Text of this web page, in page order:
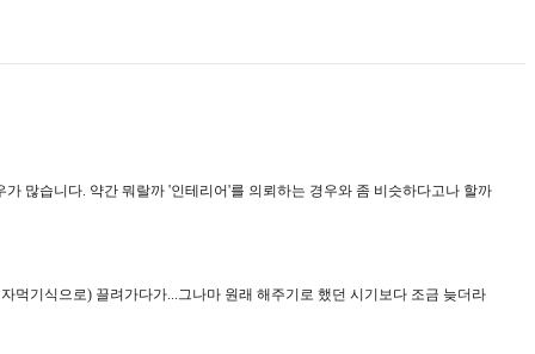
많습니다. 약간 뭐랄까 '인테리어'를 의뢰하는 경우와 좀 비슷하다고나 할까
먹기식으로) 끌려가다가...그나마 원래 해주기로 했던 시기보다 조금 늦더라